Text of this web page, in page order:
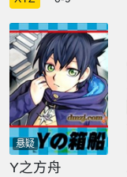
悬疑
Y之方舟